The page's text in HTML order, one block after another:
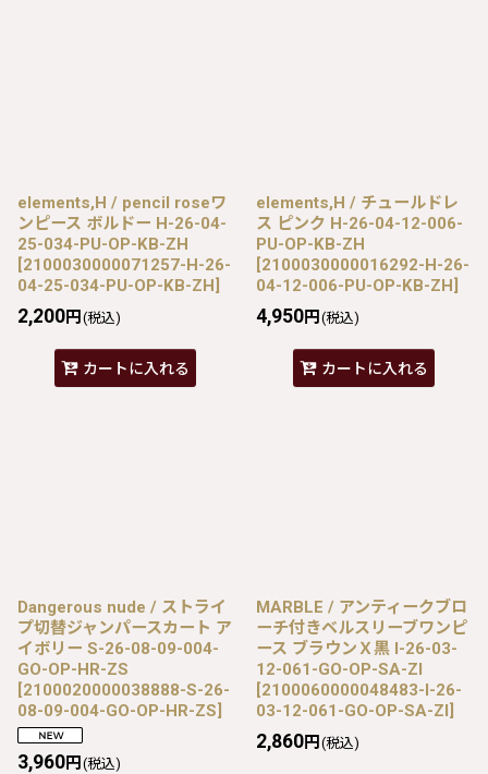
elements,H / pencil roseワ
ンピース ボルドー H-26-04-
25-034-PU-OP-KB-ZH
[2100030000071257-H-26-
04-25-034-PU-OP-KB-ZH]
2,200円 (税込)
カートに入れる
elements,H / チュールドレ
ス ピンク H-26-04-12-006-
PU-OP-KB-ZH
[2100030000016292-H-26-
04-12-006-PU-OP-KB-ZH]
4,950円 (税込)
カートに入れる
Dangerous nude / ストライ
プ切替ジャンパースカート ア
イボリー S-26-08-09-004-
GO-OP-HR-ZS
[2100020000038888-S-26-
08-09-004-GO-OP-HR-ZS]
3,960円 (税込)
MARBLE / アンティークブロ
ーチ付きベルスリーブワンピ
ース ブラウンＸ黒 I-26-03-
12-061-GO-OP-SA-ZI
[2100060000048483-I-26-
03-12-061-GO-OP-SA-ZI]
2,860円 (税込)